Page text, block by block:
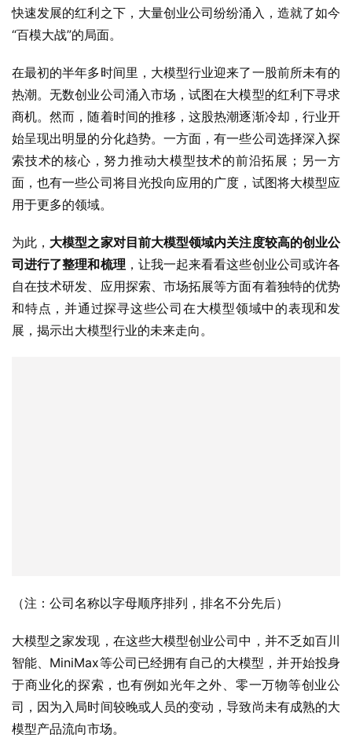
快速发展的红利之下，大量创业公司纷纷涌入，造就了如今
“百模大战”的局面。
在最初的半年多时间里，大模型行业迎来了一股前所未有的
热潮。无数创业公司涌入市场，试图在大模型的红利下寻求
商机。然而，随着时间的推移，这股热潮逐渐冷却，行业开
始呈现出明显的分化趋势。一方面，有一些公司选择深入探
索技术的核心，努力推动大模型技术的前沿拓展；另一方
面，也有一些公司将目光投向应用的广度，试图将大模型应
用于更多的领域。
为此， 大模型之家对目前大模型领域内关注度较高的创业公
司进行了整理和梳理 ，让我一起来看看这些创业公司或许各
自在技术研发、应用探索、市场拓展等方面有着独特的优势
和特点，并通过探寻这些公司在大模型领域中的表现和发
展，揭示出大模型行业的未来走向。
（注：公司名称以字母顺序排列，排名不分先后）
大模型之家发现，在这些大模型创业公司中，并不乏如百川
智能、MiniMax等公司已经拥有自己的大模型，并开始投身
于商业化的探索，也有例如光年之外、零一万物等创业公
司，因为入局时间较晚或人员的变动，导致尚未有成熟的大
模型产品流向市场。